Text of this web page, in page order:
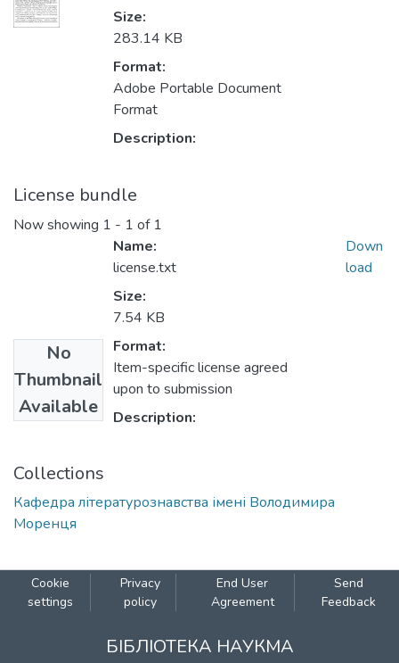
Size:
283.14 KB
Format:
Adobe Portable Document
Format
Description:
License bundle
Now showing 1 - 1 of 1
No
Thumbnail
Available
Name:
license.txt
Size:
7.54 KB
Format:
Item-specific license agreed
upon to submission
Description:
Down
load
Collections
Кафедра літературознавства імені Володимира
Моренця
Cookie
settings
Privacy
policy
End User
Agreement
Send
Feedback
БІБЛІОТЕКА НАУКМА